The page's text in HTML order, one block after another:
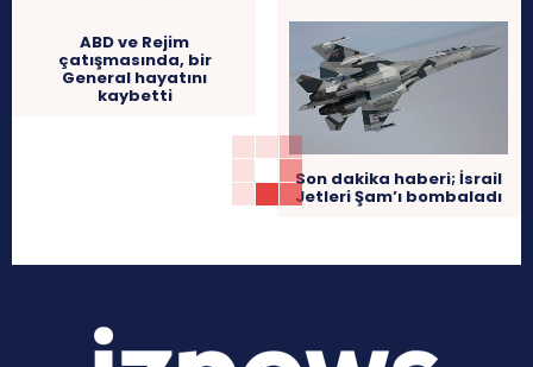
ABD ve Rejim
çatışmasında, bir
General hayatını
kaybetti
Son dakika haberi; İsrail
Jetleri Şam’ı bombaladı